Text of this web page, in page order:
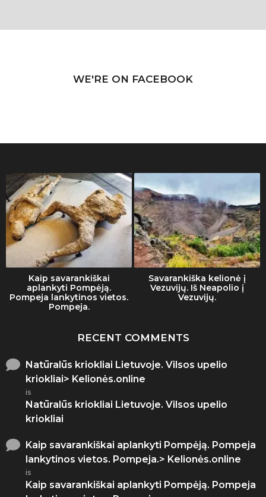
WE'RE ON FACEBOOK
Kaip savarankiškai
aplankyti Pompėją.
Pompeja lankytinos vietos.
Pompeja.
Savarankiška kelionė į
Vezuvijų. Iš Neapolio į
Vezuvijų.
RECENT COMMENTS
Natūralūs kriokliai Lietuvoje. Vilsos upelio
kriokliai> Kelionės.online
is
Natūralūs kriokliai Lietuvoje. Vilsos upelio
kriokliai
Kaip savarankiškai aplankyti Pompėją. Pompeja
lankytinos vietos. Pompeja.> Kelionės.online
is
Kaip savarankiškai aplankyti Pompėją. Pompeja